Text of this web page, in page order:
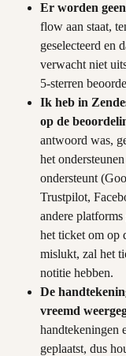
Er worden
flow aan staat,
geselecteerd en
verwacht niet
5-sterren
Ik heb in
op de
antwoord was,
het
ondersteunt
Trustpilot,
andere
het ticket om op
mislukt, zal het
notitie hebben.
De
vreemd
handtekeningen
geplaatst, dus